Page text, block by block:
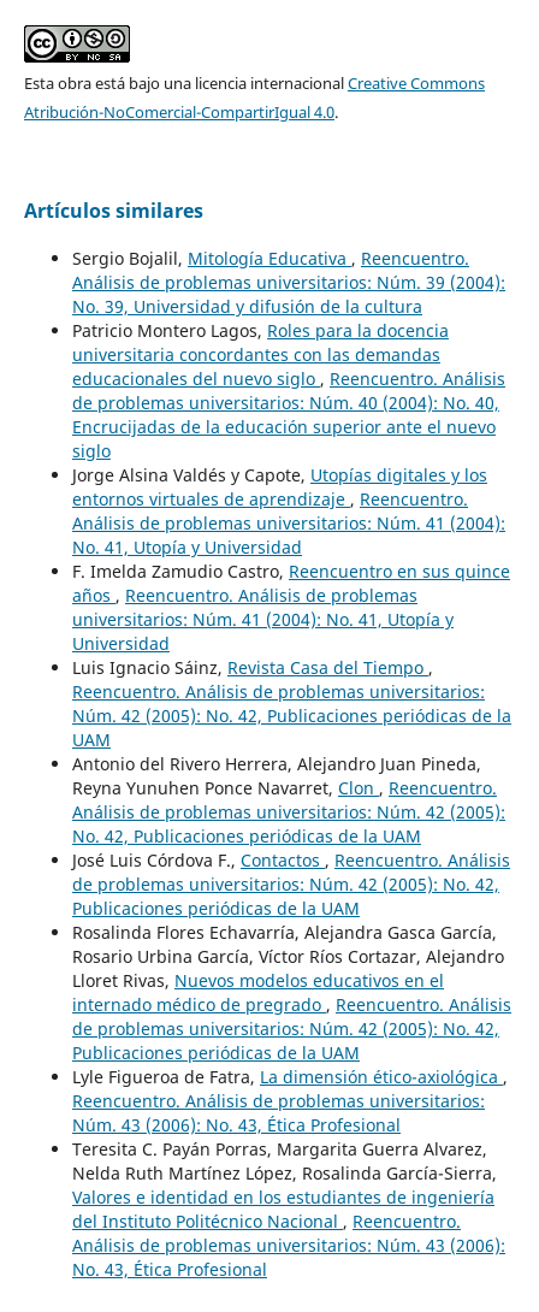
Esta obra está bajo una licencia internacionalCreative Commons
Atribución-NoComercial-CompartirIgual 4.0.
Artículos similares
Sergio Bojalil, Mitología Educativa , Reencuentro.
Análisis de problemas universitarios: Núm. 39 (2004):
No. 39, Universidad y difusión de la cultura
Patricio Montero Lagos, Roles para la docencia
universitaria concordantes con las demandas
educacionales del nuevo siglo , Reencuentro. Análisis
de problemas universitarios: Núm. 40 (2004): No. 40,
Encrucijadas de la educación superior ante el nuevo
siglo
Jorge Alsina Valdés y Capote, Utopías digitales y los
entornos virtuales de aprendizaje , Reencuentro.
Análisis de problemas universitarios: Núm. 41 (2004):
No. 41, Utopía y Universidad
F. Imelda Zamudio Castro, Reencuentro en sus quince
años , Reencuentro. Análisis de problemas
universitarios: Núm. 41 (2004): No. 41, Utopía y
Universidad
Luis Ignacio Sáinz, Revista Casa del Tiempo ,
Reencuentro. Análisis de problemas universitarios:
Núm. 42 (2005): No. 42, Publicaciones periódicas de la
UAM
Antonio del Rivero Herrera, Alejandro Juan Pineda,
Reyna Yunuhen Ponce Navarret, Clon , Reencuentro.
Análisis de problemas universitarios: Núm. 42 (2005):
No. 42, Publicaciones periódicas de la UAM
José Luis Córdova F., Contactos , Reencuentro. Análisis
de problemas universitarios: Núm. 42 (2005): No. 42,
Publicaciones periódicas de la UAM
Rosalinda Flores Echavarría, Alejandra Gasca García,
Rosario Urbina García, Víctor Ríos Cortazar, Alejandro
Lloret Rivas, Nuevos modelos educativos en el
internado médico de pregrado , Reencuentro. Análisis
de problemas universitarios: Núm. 42 (2005): No. 42,
Publicaciones periódicas de la UAM
Lyle Figueroa de Fatra, La dimensión ético-axiológica ,
Reencuentro. Análisis de problemas universitarios:
Núm. 43 (2006): No. 43, Ética Profesional
Teresita C. Payán Porras, Margarita Guerra Alvarez,
Nelda Ruth Martínez López, Rosalinda García-Sierra,
Valores e identidad en los estudiantes de ingeniería
del Instituto Politécnico Nacional , Reencuentro.
Análisis de problemas universitarios: Núm. 43 (2006):
No. 43, Ética Profesional